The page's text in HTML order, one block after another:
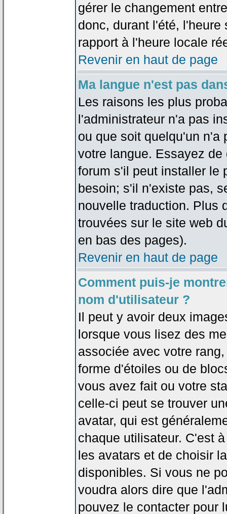
gérer le changement
donc, durant l'été, l'heure
rapport à l'heure locale
Revenir en haut de page
Ma langue n'est pas
Les raisons les plus
l'administrateur n'a pas
ou que soit quelqu'un n'a
votre langue. Essayez
forum s'il peut installer le
besoin; s'il n'existe pas,
nouvelle traduction. Plus
trouvées sur le site web
en bas des pages).
Revenir en haut de page
Comment puis-je
nom d'utilisateur ?
Il peut y avoir deux
lorsque vous lisez des
associée avec votre
forme d'étoiles ou de
vous avez fait ou votre
celle-ci peut se trouver
avatar, qui est
chaque utilisateur. C'est
les avatars et de choisir
disponibles. Si vous ne
voudra alors dire que
pouvez le contacter pour